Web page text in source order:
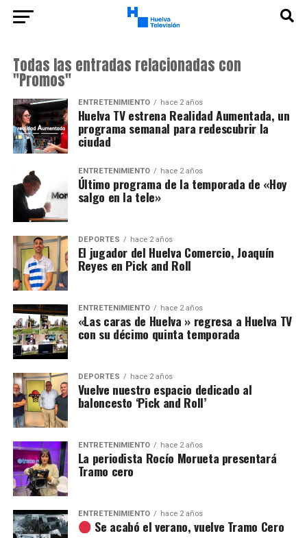
Todas las entradas relacionadas con
"Promos"
ENTRETENIMIENTO hace 2 años
Huelva TV estrena Realidad Aumentada, un
programa semanal para redescubrir la
ciudad
ENTRETENIMIENTO hace 2 años
Último programa de la temporada de «Hoy
salgo en la tele»
DEPORTES hace 2 años
El jugador del Huelva Comercio, Joaquín
Reyes en Pick and Roll
ENTRETENIMIENTO hace 2 años
«Las caras de Huelva » regresa a Huelva TV
con su décimo quinta temporada
DEPORTES hace 2 años
Vuelve nuestro espacio dedicado al
baloncesto ‘Pick and Roll’
ENTRETENIMIENTO hace 2 años
La periodista Rocío Morueta presentará
Tramo cero
ENTRETENIMIENTO hace 2 años
Se acabó el verano, vuelve Tramo Cero